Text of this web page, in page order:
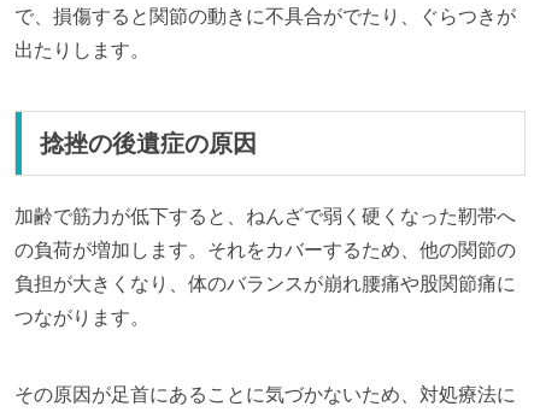
で、損傷すると関節の動きに不具合がでたり、ぐらつきが
出たりします。
捻挫の後遺症の原因
加齢で筋力が低下すると、ねんざで弱く硬くなった靭帯へ
の負荷が増加します。それをカバーするため、他の関節の
負担が大きくなり、体のバランスが崩れ腰痛や股関節痛に
つながります。
その原因が足首にあることに気づかないため、対処療法に